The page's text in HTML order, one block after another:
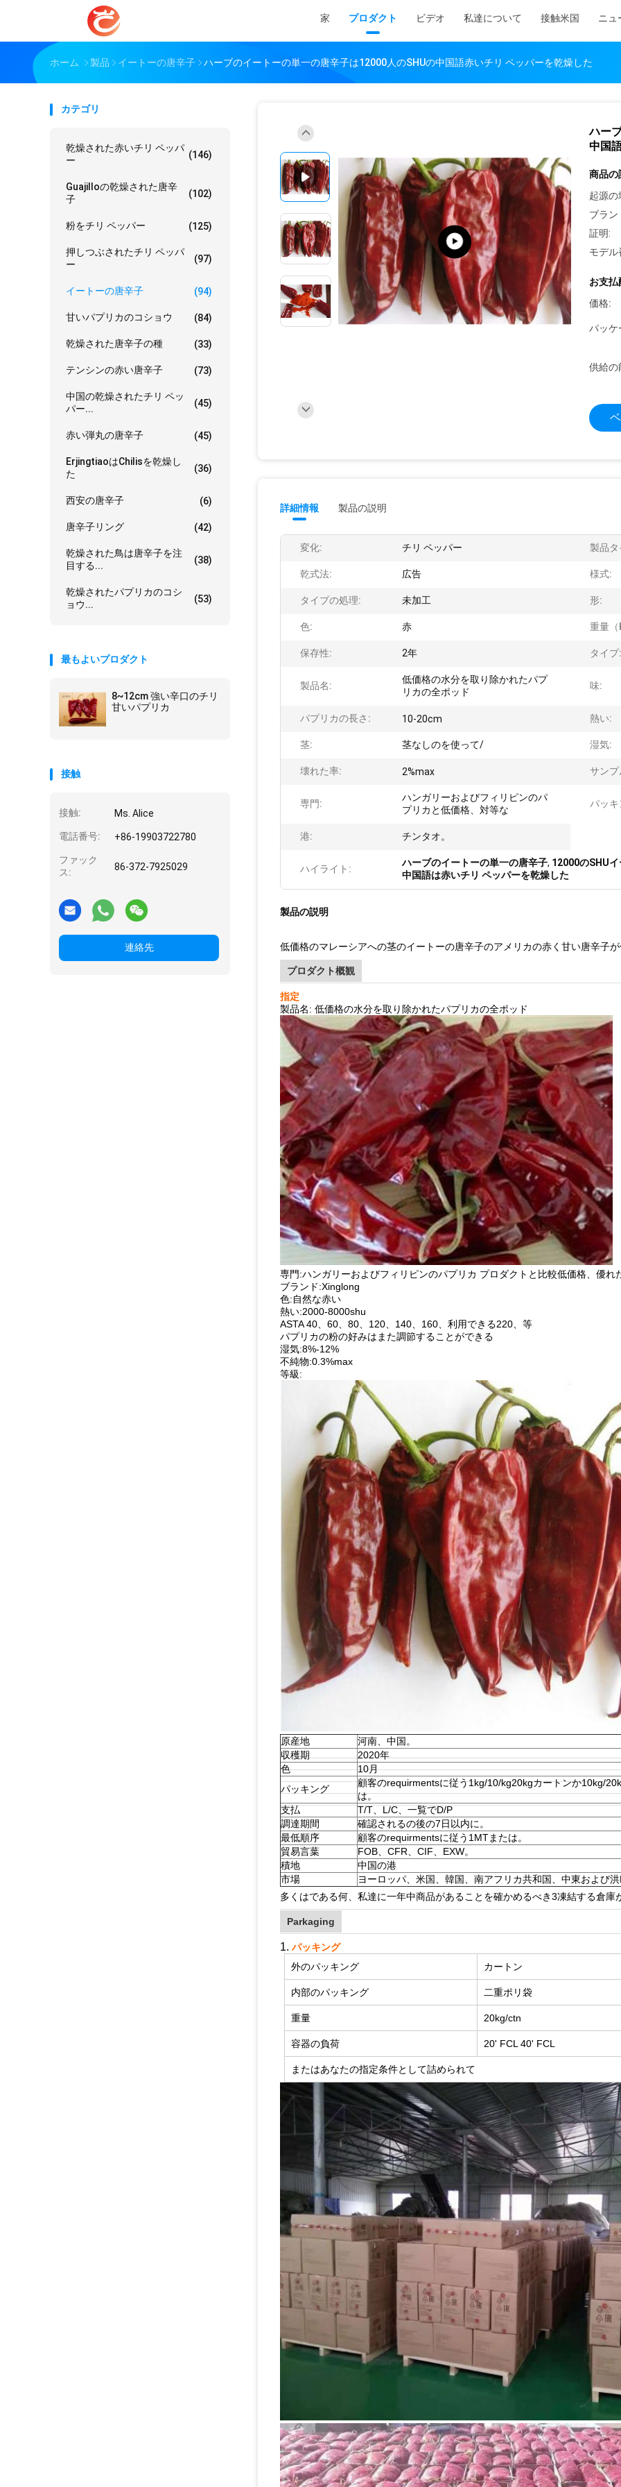
家 プロダクト ビデオ 私達について 接触米国 ニュ
ホーム 製品 イートーの唐辛子 ハーブのイートーの単一の唐辛子は12000人のSHUの中国語赤いチリ ペッパーを乾燥した
カテゴリ
乾燥された赤いチリ ペッパ
ー
(146)
Guajilloの乾燥された唐辛
子
(102)
粉をチリ ペッパー (125)
押しつぶされたチリ ペッパ
ー
(97)
イートーの唐辛子 (94)
甘いパプリカのコショウ (84)
乾燥された唐辛子の種 (33)
テンシンの赤い唐辛子 (73)
中国の乾燥されたチリ ペッ
パー...
(45)
赤い弾丸の唐辛子 (45)
ErjingtiaoはChilisを乾燥し
た
(36)
西安の唐辛子 (6)
唐辛子リング (42)
乾燥された鳥は唐辛子を注
目する...
(38)
乾燥されたパプリカのコシ
ョウ...
(53)
最もよいプロダクト
8~12cm 強い辛口のチリ
甘いパプリカ
接触
接触: Ms. Alice
電話番号: +86-19903722780
ファック
ス:
86-372-7925029
連絡先
ハー
中国
商品の
起源の
ブラン
証明:
モデル
お支払
価格:
パッケ
供給の
詳細情報 製品の説明
変化: チリ ペッパー 製品
乾式法: 広告 様式:
タイプの処理: 未加工 形:
色: 赤 重量（
保存性: 2年 タイプ:
製品名:
低価格の水分を取り除かれたパプ
リカの全ポッド
味:
パプリカの長さ: 10-20cm 熱い:
茎: 茎なしのを使って/ 湿気:
壊れた率: 2%max サンプ
専門:
ハンガリーおよびフィリピンのパ
プリカと低価格、対等な
パッ
港: チンタオ。
ハイライト:
ハーブのイートーの単一の唐辛子, 12000のSHU
中国語は赤いチリ ペッパーを乾燥した
製品の説明
低価格のマレーシアへの茎のイートーの唐辛子のアメリカの赤く甘い唐辛子
プロダクト概観
指定
製品名: 低価格の水分を取り除かれたパプリカの全ポッド
専門:ハンガリーおよびフィリピンのパプリカ プロダクトと比較低価格、優れ
ブランド:Xinglong
色:自然な赤い
熱い:2000-8000shu
ASTA 40、60、80、120、140、160、利用できる220、等
パプリカの粉の好みはまた調節することができる
湿気:8%-12%
不純物:0.3%max
等級:
原産地
河南、中国。
収穫期
2020年
色
10月
パッキング
顧客のrequirmentsに従う1kg/10/kg20kgカートンか10kg/
は。
支払
T/T、L/C、一覧でD/P
調達期間
確認されるの後の7日以内に。
最低順序
顧客のrequirmentsに従う1MTまたは。
貿易言葉
FOB、CFR、CIF、EXW。
積地
中国の港
市場
ヨーロッパ、米国、韓国、南アフリカ共和国、中東および
多くはである何、私達に一年中商品があることを確かめるべき3凍結する倉庫
Parkaging
1. パッキング
外のパッキング
カートン
内部のパッキング 二重ポリ袋
重量 20kg/ctn
容器の負荷 20' FCL 40' FCL
またはあなたの指定条件として詰められて